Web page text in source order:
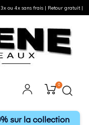
0
sur la collection
ou 4x sans frais | Retour gratuit |